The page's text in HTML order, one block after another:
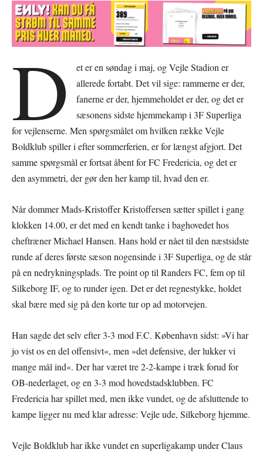
D
et er en søndag i maj, og Vejle Stadion er
allerede fortabt. Det vil sige: rammerne er der,
fanerne er der, hjemmeholdet er der, og det er
sæsonens sidste hjemmekamp i 3F Superliga
for vejlenserne. Men spørgsmålet om hvilken række Vejle
Boldklub spiller i efter sommerferien, er for længst afgjort. Det
samme spørgsmål er fortsat åbent for FC Fredericia, og det er
den asymmetri, der gør den her kamp til, hvad den er.
Når dommer Mads-Kristoffer Kristoffersen sætter spillet i gang
klokken 14.00, er det med en kendt tanke i baghovedet hos
cheftræner Michael Hansen. Hans hold er nået til den næstsidste
runde af deres første sæson nogensinde i 3F Superliga, og de står
på en nedrykningsplads. Tre point op til Randers FC, fem op til
Silkeborg IF, og to runder igen. Det er det regnestykke, holdet
skal bære med sig på den korte tur op ad motorvejen.
Han sagde det selv efter 3-3 mod F.C. København sidst: »Vi har
jo vist os en del offensivt«, men »det defensive, der lukker vi
mange mål ind«. Der har været tre 2-2-kampe i træk forud for
OB-nederlaget, og en 3-3 mod hovedstadsklubben. FC
Fredericia har spillet med, men ikke vundet, og de afsluttende to
kampe ligger nu med klar adresse: Vejle ude, Silkeborg hjemme.
Vejle Boldklub har ikke vundet en superligakamp under Claus